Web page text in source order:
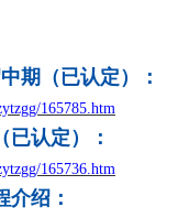
中期 （已认定） ：
165785.htm
（已认定）：
165736.htm
介绍 ：